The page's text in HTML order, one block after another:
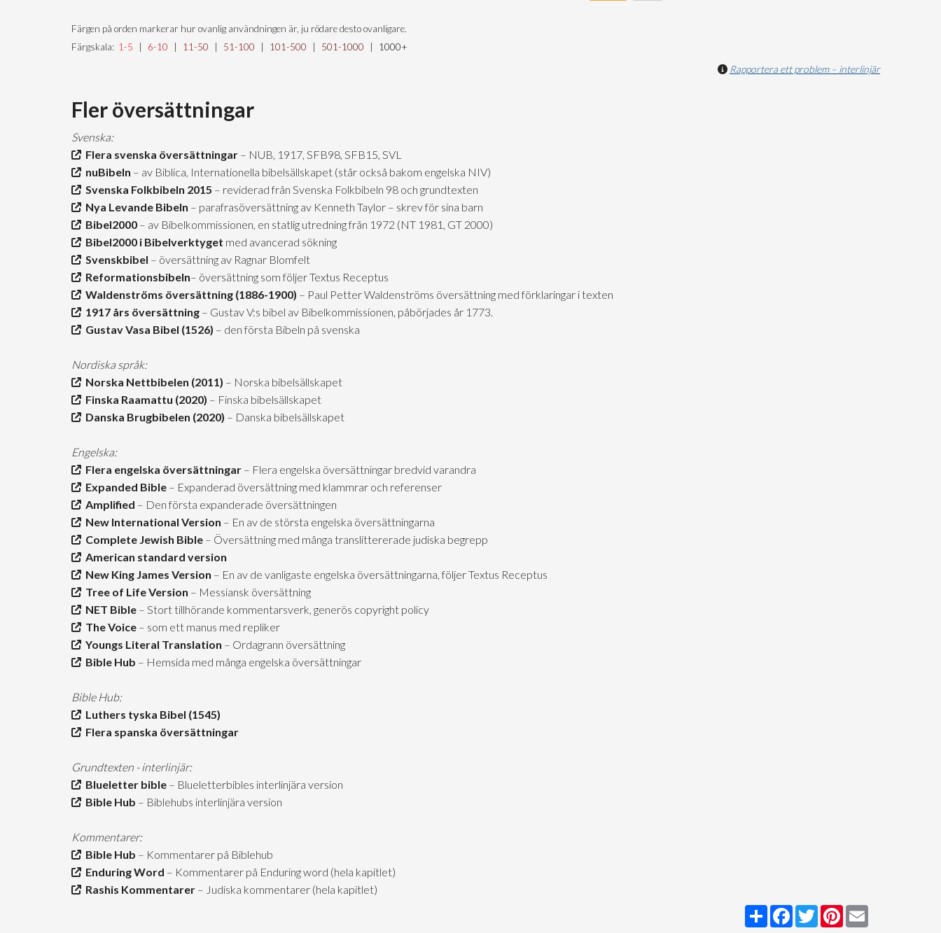
Färgen på orden markerar hur ovanlig användningen är, ju rödare desto ovanligare.
Färgskala: 1-5 6-10 11-50 51-100 101-500 501-1000 1000+
Rapportera ett problem – interlinjär
Fler översättningar
Svenska:
Flera svenska översättningar – NUB, 1917, SFB98, SFB15, SVL
nuBibeln – av Biblica, Internationella bibelsällskapet (står också bakom engelska NIV)
Svenska Folkbibeln 2015 – reviderad från Svenska Folkbibeln 98 och grundtexten
Nya Levande Bibeln – parafrasöversättning av Kenneth Taylor – skrev för sina barn
Bibel2000 – av Bibelkommissionen, en statlig utredning från 1972 (NT 1981, GT 2000)
Bibel2000 i Bibelverktyget med avancerad sökning
Svenskbibel – översättning av Ragnar Blomfelt
Reformationsbibeln– översättning som följer Textus Receptus
Waldenströms översättning (1886-1900) – Paul Petter Waldenströms översättning med förklaringar i texten
1917 års översättning – Gustav V:s bibel av Bibelkommissionen, påbörjades år 1773.
Gustav Vasa Bibel (1526) – den första Bibeln på svenska
Nordiska språk:
Norska Nettbibelen (2011) – Norska bibelsällskapet
Finska Raamattu (2020) – Finska bibelsällskapet
Danska Brugbibelen (2020) – Danska bibelsällskapet
Engelska:
Flera engelska översättningar – Flera engelska översättningar bredvid varandra
Expanded Bible – Expanderad översättning med klammrar och referenser
Amplified – Den första expanderade översättningen
New International Version – En av de största engelska översättningarna
Complete Jewish Bible – Översättning med många translittererade judiska begrepp
American standard version
New King James Version – En av de vanligaste engelska översättningarna, följer Textus Receptus
Tree of Life Version – Messiansk översättning
NET Bible – Stort tillhörande kommentarsverk, generös copyright policy
The Voice – som ett manus med repliker
Youngs Literal Translation – Ordagrann översättning
Bible Hub – Hemsida med många engelska översättningar
Bible Hub:
Luthers tyska Bibel (1545)
Flera spanska översättningar
Grundtexten - interlinjär:
Blueletter bible – Blueletterbibles interlinjära version
Bible Hub – Biblehubs interlinjära version
Kommentarer:
Bible Hub – Kommentarer på Biblehub
Enduring Word – Kommentarer på Enduring word (hela kapitlet)
Rashis Kommentarer – Judiska kommentarer (hela kapitlet)
Share Facebook
TwitterPinterest